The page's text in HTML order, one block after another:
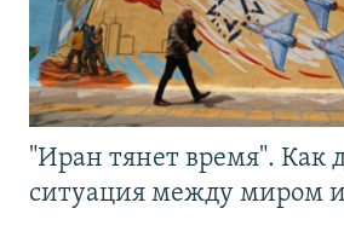
"Иран тянет время". Как
ситуация между миром